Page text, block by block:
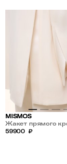
MISMOS
Жакет прямого
атласным
59900 ₽